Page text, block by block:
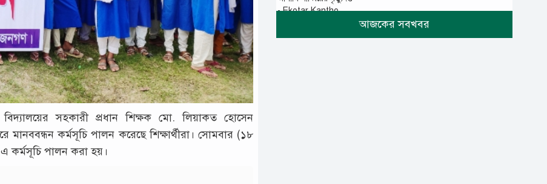
সহকারী প্রধান শিক্ষক মো. লিয়াকত হোসেন
মানববন্ধন কর্মসূচি পালন করেছে শিক্ষার্থীরা। সোমবার (১৮
এ কর্মসূচি পালন করা হয়।
মৃত্যুদণ্ড
টানা বৃষ্টিতে টাঙ্গাইলে বিপর্যস্ত